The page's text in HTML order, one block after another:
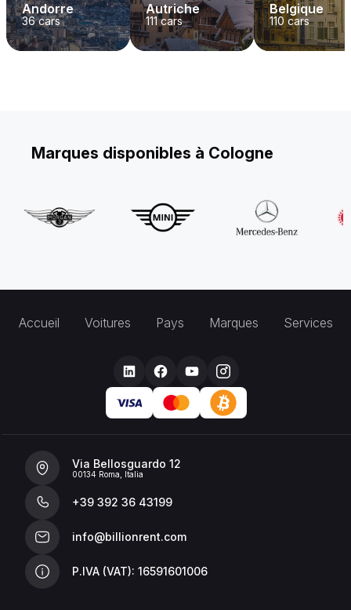
Andorre
36cars
Autriche
111cars
Belgique
110 cars
Marques disponibles à Cologne
Accueil Voitures Pays Marques Services
Via Bellosguardo 12
00134 Roma, Italia
+39 392 36 43199
info@billionrent.com
P.IVA (VAT): 16591601006